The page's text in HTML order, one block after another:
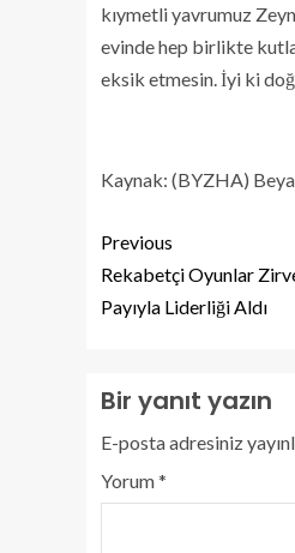
kıymetli yavrumuz
evinde hep birlikte
eksik etmesin. İyi ki
Kaynak: (BYZHA)
Previous
Rekabetçi Oyunlar
Payıyla Liderliği Aldı
Bir yanıt yazın
E-posta adresiniz
Yorum*